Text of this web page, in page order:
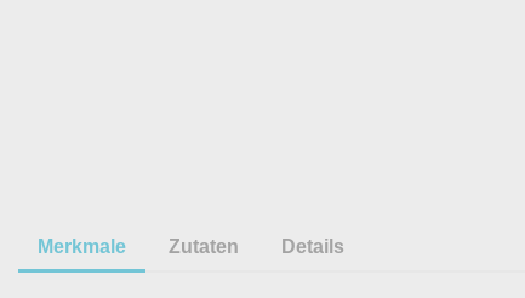
Merkmale Zutaten Details